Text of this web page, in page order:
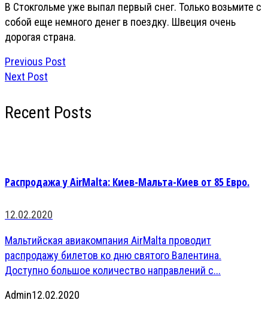
В Стокгольме уже выпал первый снег. Только возьмите с
собой еще немного денег в поездку. Швеция очень
дорогая страна.
Previous Post
Next Post
Recent Posts
Распродажа у AirMalta: Киев-Мальта-Киев от 85 Евро.
12.02.2020
Мальтийская авиакомпания AirMalta проводит
распродажу билетов ко дню святого Валентина.
Доступно большое количество направлений с...
Admin12.02.2020